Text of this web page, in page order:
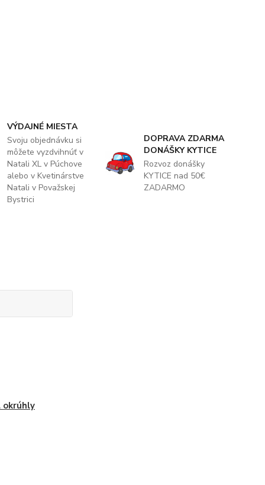
VÝDAJNÉ MIESTA
Svoju objednávku si
môžete vyzdvihnúť v
Natali XL v Púchove
alebo v Kvetinárstve
Natali v Považskej
Bystrici
DOPRAVA ZDARMA
DONÁŠKY KYTICE
Rozvoz donášky
KYTICE nad 50€
ZADARMO
okrúhly